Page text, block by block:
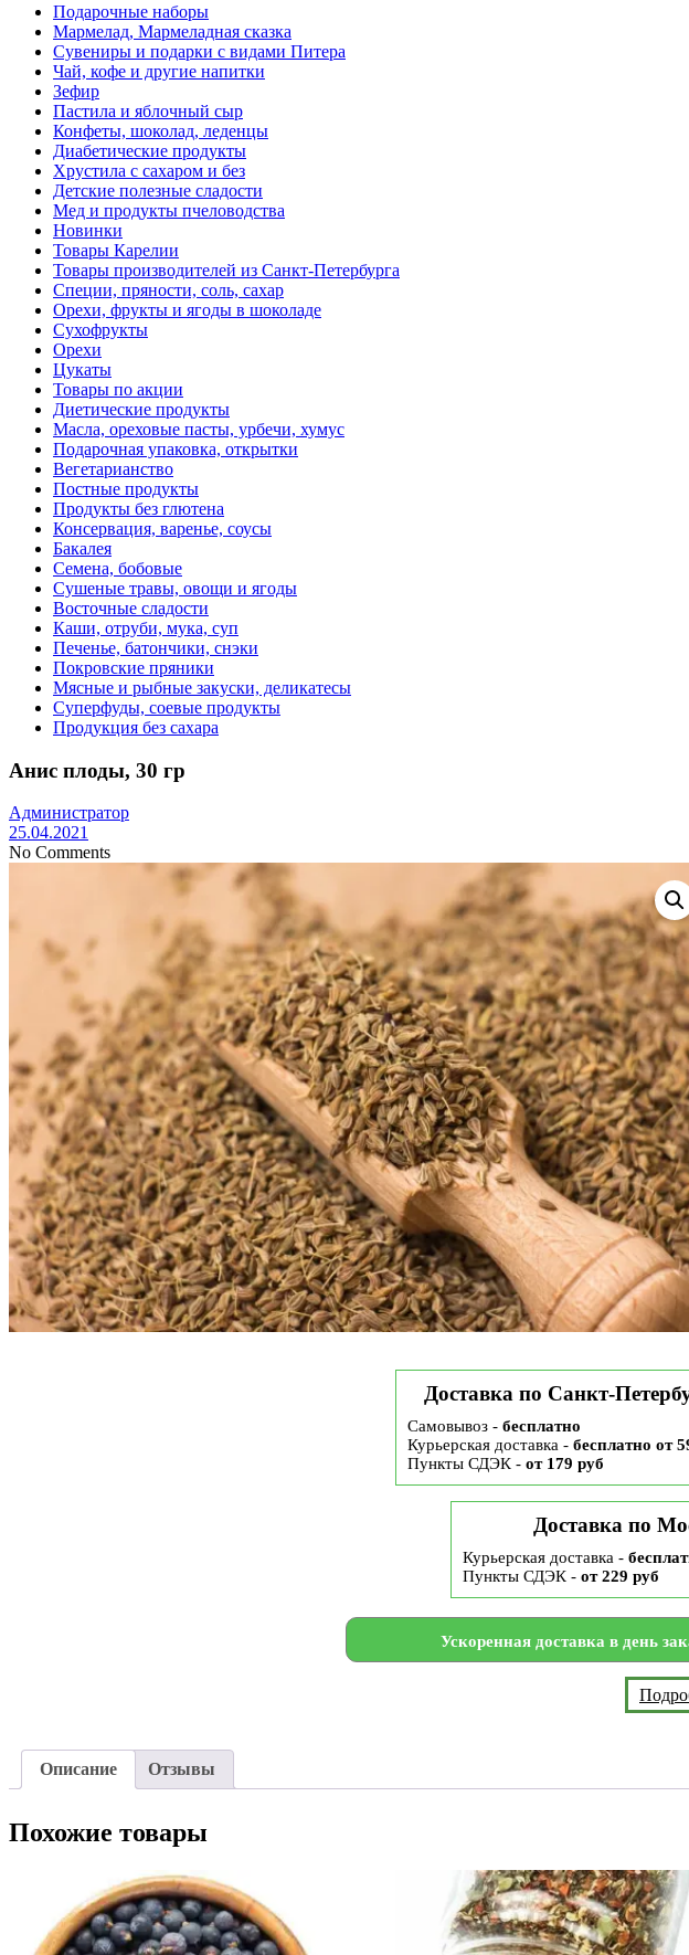
Подарочные наборы
Мармелад, Мармеладная сказка
Сувениры и подарки с видами Питера
Чай, кофе и другие напитки
Зефир
Пастила и яблочный сыр
Конфеты, шоколад, леденцы
Диабетические продукты
Хрустила с сахаром и без
Детские полезные сладости
Мед и продукты пчеловодства
Новинки
Товары Карелии
Товары производителей из Санкт-Петербурга
Специи, пряности, соль, сахар
Орехи, фрукты и ягоды в шоколаде
Сухофрукты
Орехи
Цукаты
Товары по акции
Диетические продукты
Масла, ореховые пасты, урбечи, хумус
Подарочная упаковка, открытки
Вегетарианство
Постные продукты
Продукты без глютена
Консервация, варенье, соусы
Бакалея
Семена, бобовые
Сушеные травы, овощи и ягоды
Восточные сладости
Каши, отруби, мука, суп
Печенье, батончики, снэки
Покровские пряники
Мясные и рыбные закуски, деликатесы
Суперфуды, соевые продукты
Продукция без сахара
Анис плоды, 30 гр
Администратор
25.04.2021
No Comments
Доставка по Санкт-
Самовывоз - бесплатно
Курьерская доставка - бесплатно от
Пункты СДЭК - от 179 руб
Доставка по
Курьерская доставка -
Пункты СДЭК - от 229 руб
Ускоренная доставка в день
Описание Отзывы
Похожие товары